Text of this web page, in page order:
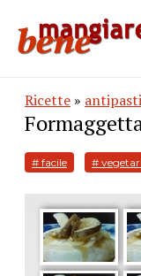
Ricette » antipasti
# facile #